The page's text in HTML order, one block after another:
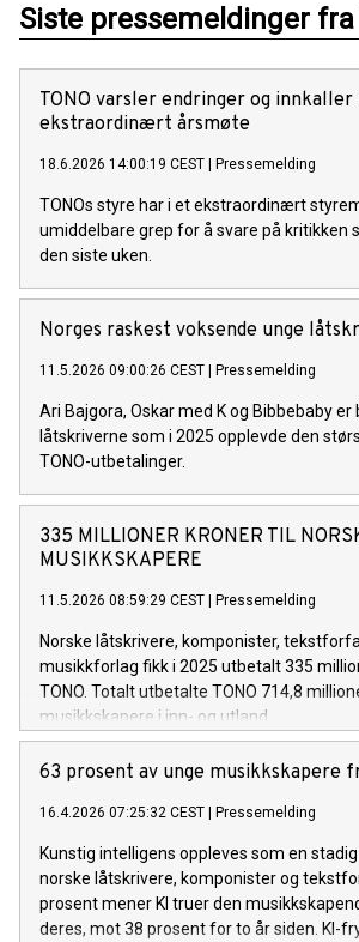
Siste pressemeldinger fra
TONO varsler endringer og
ekstraordinært årsmøte
18.6.2026 14:00:19 CEST | Pressemelding
TONOs styre har i et ekstraordinært
umiddelbare grep for å svare på kritikken
den siste uken.
Norges raskest voksende unge
11.5.2026 09:00:26 CEST | Pressemelding
Ari Bajgora, Oskar med K og Bibbebaby er
låtskriverne som i 2025 opplevde den
TONO-utbetalinger.
335 MILLIONER KRONER TIL
MUSIKKSKAPERE
11.5.2026 08:59:29 CEST | Pressemelding
Norske låtskrivere, komponister,
musikkforlag fikk i 2025 utbetalt 335
TONO. Totalt utbetalte TONO 714,8
musikkskapere i inn- og utland.
63 prosent av unge musikkskapere
16.4.2026 07:25:32 CEST | Pressemelding
Kunstig intelligens oppleves som en
norske låtskrivere, komponister og
prosent mener KI truer den
deres, mot 38 prosent for to år siden. KI-